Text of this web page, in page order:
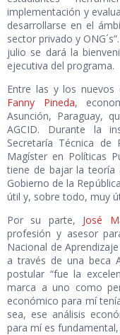
implementación y
desarrollarse en el
sector privado y
julio se dará la
ejecutiva del programa.
Entre las y los nuevos
Fanny Pineda,
Asunción, Paraguay,
AGCID. Durante la
Secretaría Técnica de
Magíster en Políticas
tiene de bajar la teoría
Gobierno de la
útil y, sobre todo, muy
Por su parte, José
profesión y asesor
Nacional de
a través de una beca
postular “fue la
marca a uno como
económico para mí
sea, ese análisis
para mí es